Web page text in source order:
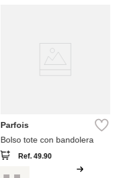
Parfois
Bolso tote con bandolera
Ref.49.90